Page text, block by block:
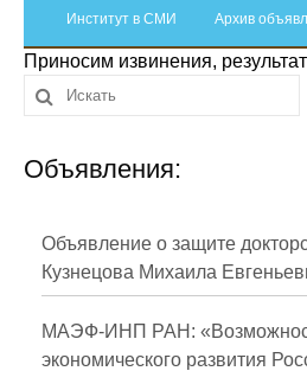
Отчетность
Противодействие
Материалы для СМИ
Публикации
Научная жизнь
Институт в СМИ Архив
Приносим извинения,
Объявления:
Объявление о защите
Кузнецова Михаила
МАЭФ-ИНП РАН:
экономического развития